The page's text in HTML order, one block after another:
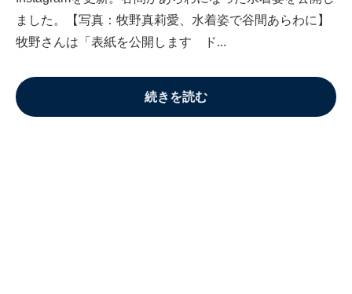
ました。【写真：牧野真莉愛、水着姿で谷間あらわに】
牧野さんは「表紙を公開します ド...
続きを読む